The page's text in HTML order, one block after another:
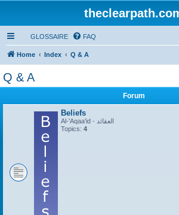
GLOSSAIRE FAQ
Home Index Q & A
Q & A
Forum
Beliefs
Al-'Aqaa'id - العقائد
Topics: 4